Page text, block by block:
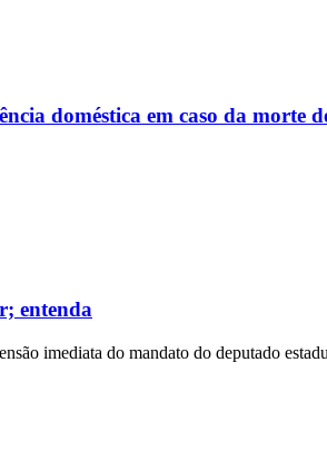
doméstica em caso da morte
entenda
imediata do mandato do deputado